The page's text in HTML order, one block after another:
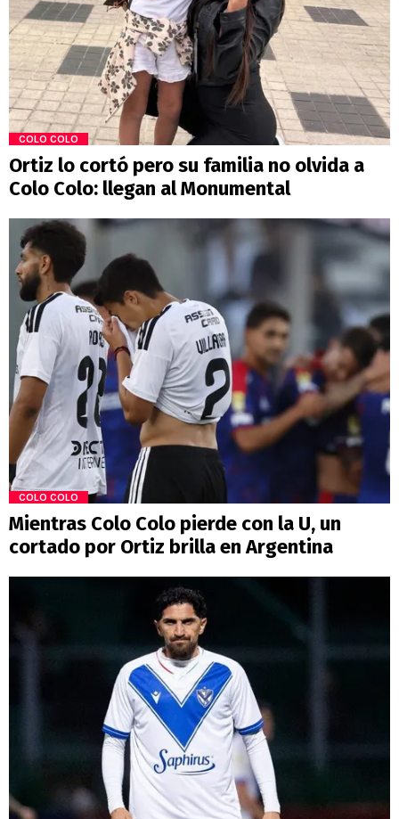
COLO COLO
Ortiz lo cortó pero su familia no olvida a
Colo Colo: llegan al Monumental
COLO COLO
Mientras Colo Colo pierde con la U, un
cortado por Ortiz brilla en Argentina